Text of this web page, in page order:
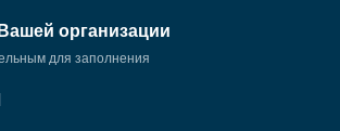
организации
для заполнения